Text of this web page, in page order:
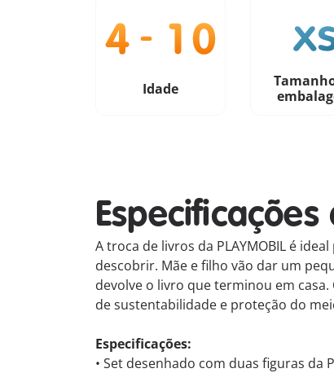
Idade
A troca de livros da PLAYMOBIL é
descobrir. Mãe e filho vão dar um
devolve o livro que terminou em
de sustentabilidade e proteção do
Especificações:
• Set desenhado com duas figuras da